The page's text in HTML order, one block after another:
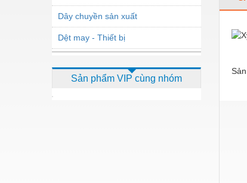
Dây chuyền sản xuất
Dệt may - Thiết bị
Dịch vụ - Thi công
Sản phẩm VIP cùng nhóm